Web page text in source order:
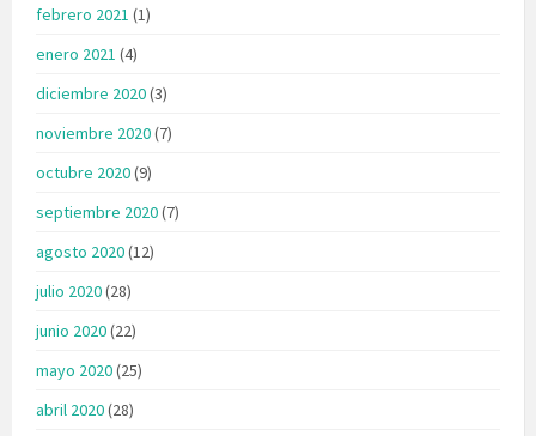
febrero 2021 (1)
enero 2021 (4)
diciembre 2020(3)
noviembre 2020(7)
octubre 2020(9)
septiembre 2020(7)
agosto 2020(12)
julio 2020(28)
junio 2020(22)
mayo 2020(25)
abril 2020(28)